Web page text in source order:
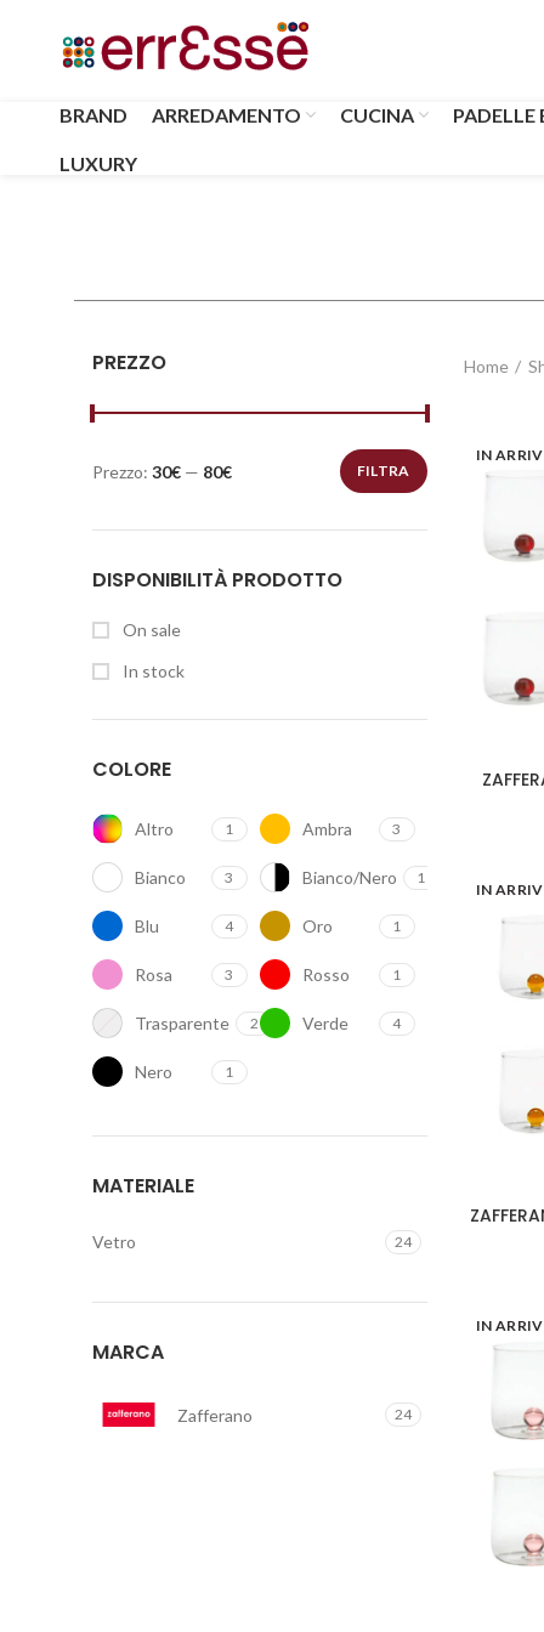
BRAND ARREDAMENTO CUCINA PADELLE
LUXURY
PREZZO
FILTRA
Prezzo: 30€ — 80€
DISPONIBILITÀ PRODOTTO
On sale
In stock
COLORE
Altro 1 Ambra 3
Bianco 3 Bianco/Nero 1
Blu 4 Oro 1
Rosa 3 Rosso 1
Trasparente 2 Verde 4
Nero 1
MATERIALE
Vetro 24
MARCA
Zafferano 24
Home
IN
IN
IN